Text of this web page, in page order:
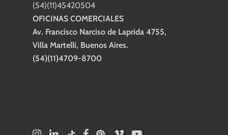
(54)(11)45420504
OFICINAS COMERCIALES
Av. Francisco Narciso de Laprida 4755,
Villa Martelli, Buenos Aires.
(54)(11)4709-8700